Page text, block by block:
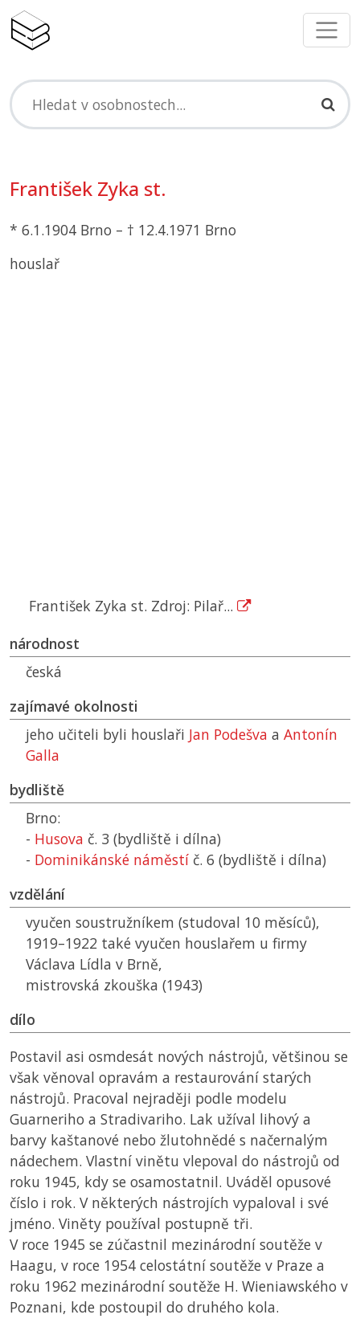
František Zyka st.
* 6.1.1904 Brno – † 12.4.1971 Brno
houslař
František Zyka st. Zdroj: Pilař...
národnost
česká
zajímavé okolnosti
jeho učiteli byli houslaři Jan Podešva a Antonín
Galla
bydliště
Brno:
- Husova č. 3 (bydliště i dílna)
- Dominikánské náměstí č. 6 (bydliště i dílna)
vzdělání
vyučen soustružníkem (studoval 10 měsíců),
1919–1922 také vyučen houslařem u firmy
Václava Lídla v Brně,
mistrovská zkouška (1943)
dílo
Postavil asi osmdesát nových nástrojů, většinou se
však věnoval opravám a restaurování starých
nástrojů. Pracoval nejraději podle modelu
Guarneriho a Stradivariho. Lak užíval lihový a
barvy kaštanové nebo žlutohnědé s načernalým
nádechem. Vlastní vinětu vlepoval do nástrojů od
roku 1945, kdy se osamostatnil. Uváděl opusové
číslo i rok. V některých nástrojích vypaloval i své
jméno. Viněty používal postupně tři.
V roce 1945 se zúčastnil mezinárodní soutěže v
Haagu, v roce 1954 celostátní soutěže v Praze a
roku 1962 mezinárodní soutěže H. Wieniawského v
Poznani, kde postoupil do druhého kola.